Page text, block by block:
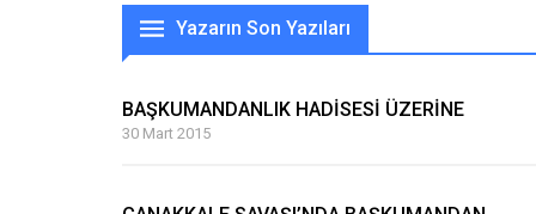
Yazarın Son Yazıları
BAŞKUMANDANLIK HADİSESİ ÜZERİNE
30 Mart 2015